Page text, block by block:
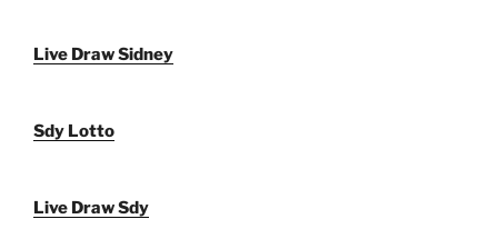
Live Draw Sidney
Sdy Lotto
Live Draw Sdy